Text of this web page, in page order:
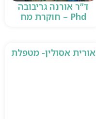
ד”ר אורנה גריבובה
Phd – חוקרת מח
אורית אסולין- מטפלת